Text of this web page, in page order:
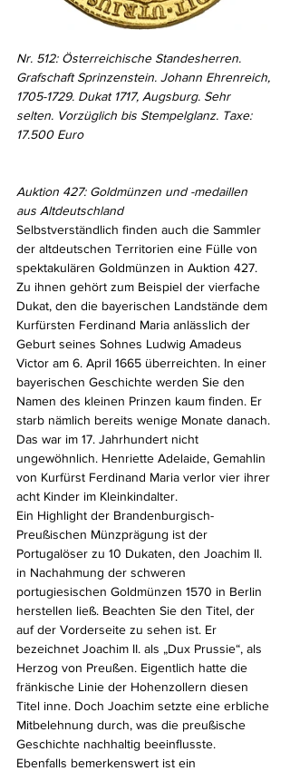
Nr. 512: Österreichische Standesherren.
Grafschaft Sprinzenstein. Johann Ehrenreich,
1705-1729. Dukat 1717, Augsburg. Sehr
selten. Vorzüglich bis Stempelglanz. Taxe:
17.500 Euro
Auktion 427: Goldmünzen und -medaillen
aus Altdeutschland
Selbstverständlich finden auch die Sammler
der altdeutschen Territorien eine Fülle von
spektakulären Goldmünzen in Auktion 427.
Zu ihnen gehört zum Beispiel der vierfache
Dukat, den die bayerischen Landstände dem
Kurfürsten Ferdinand Maria anlässlich der
Geburt seines Sohnes Ludwig Amadeus
Victor am 6. April 1665 überreichten. In einer
bayerischen Geschichte werden Sie den
Namen des kleinen Prinzen kaum finden. Er
starb nämlich bereits wenige Monate danach.
Das war im 17. Jahrhundert nicht
ungewöhnlich. Henriette Adelaide, Gemahlin
von Kurfürst Ferdinand Maria verlor vier ihrer
acht Kinder im Kleinkindalter.
Ein Highlight der Brandenburgisch-
Preußischen Münzprägung ist der
Portugalöser zu 10 Dukaten, den Joachim II.
in Nachahmung der schweren
portugiesischen Goldmünzen 1570 in Berlin
herstellen ließ. Beachten Sie den Titel, der
auf der Vorderseite zu sehen ist. Er
bezeichnet Joachim II. als „Dux Prussie“, als
Herzog von Preußen. Eigentlich hatte die
fränkische Linie der Hohenzollern diesen
Titel inne. Doch Joachim setzte eine erbliche
Mitbelehnung durch, was die preußische
Geschichte nachhaltig beeinflusste.
Ebenfalls bemerkenswert ist ein